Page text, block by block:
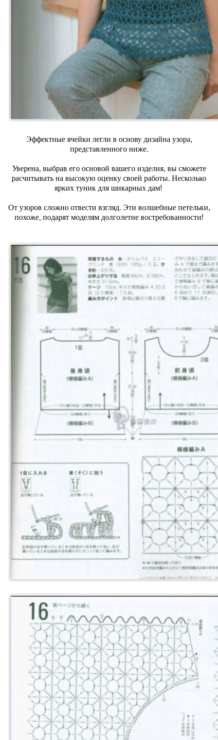
Эффектные ячейки легли в основу дизайна узора,
представленного ниже.
Уверена, выбрав его основой вашего изделия, вы сможете
расчитывать на высокую оценку своей работы. Несколько
ярких туник для шикарных дам!
От узоров сложно отвести взгляд. Эти волшебные петельки,
похоже, подарят моделям долголетие востребованности!